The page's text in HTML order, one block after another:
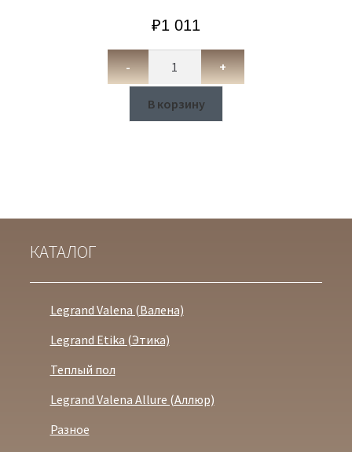
₽1 011
- +
В корзину
КАТАЛОГ
Legrand Valena (Валена)
Legrand Etika (Этика)
Теплый пол
Legrand Valena Allure (Аллюр)
Разное